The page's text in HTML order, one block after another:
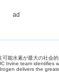
ad
可能水素が最大の社会
Irvine team identifies
delivers the